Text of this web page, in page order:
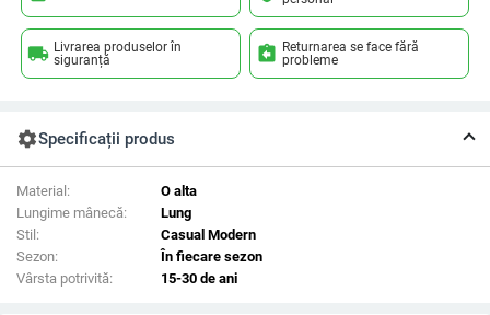
local_shipping Livrarea produselor în
siguranță
assignment_return Returnarea se face fără
probleme
settingsSpecificații produs
Material:
O alta
Lungime mânecă:
Lung
Stil:
Casual Modern
Sezon:
În fiecare sezon
Vârsta potrivită:
15-30 de ani